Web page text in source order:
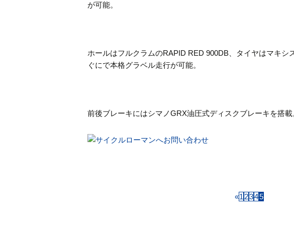
が可能。
ホールはフルクラムのRAPID RED 900DB、タイヤはマキシ
ぐにで本格グラベル走行が可能。
前後ブレーキにはシマノGRX油圧式ディスクブレーキを搭載
«1 2345